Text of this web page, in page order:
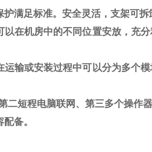
满足标准。安全灵活，支架可拆
在机房中的不同位置安放，充
输或安装过程中可以分为多个
二短程电脑联网、第三多个操作
备。